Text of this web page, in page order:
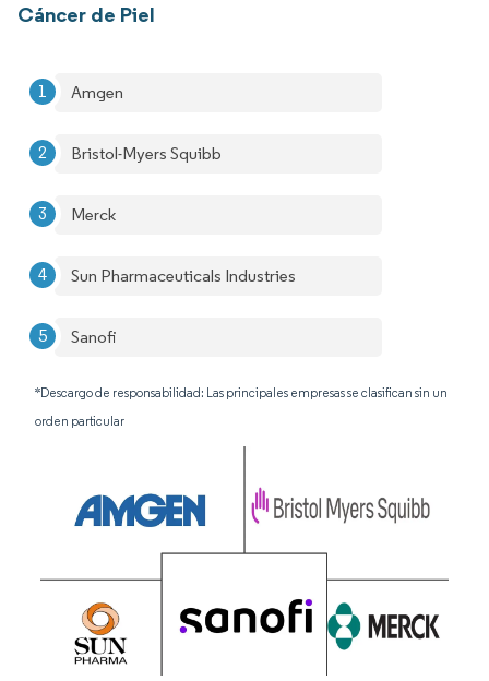
Cáncer de Piel
Amgen
Bristol-Myers Squibb
Merck
Sun Pharmaceuticals Industries
Sanofi
*Descargo de responsabilidad: Las principales empresas se clasifican sin un
orden particular